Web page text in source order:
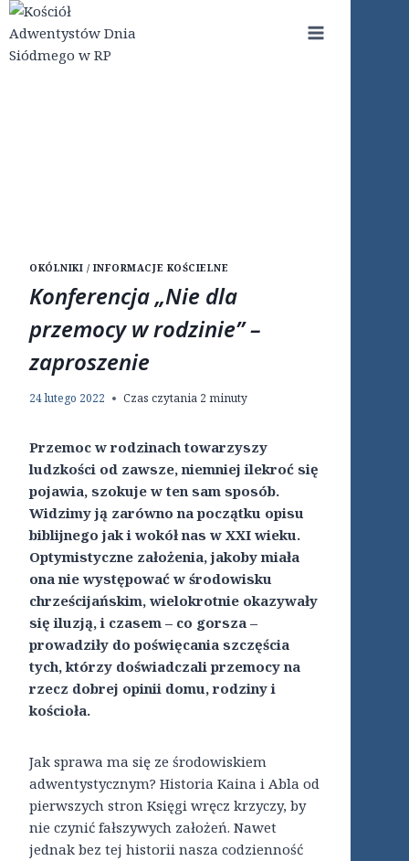
Przejdź
do
treści
OKÓLNIKI / INFORMACJE KOŚCIELNE
Konferencja „Nie dla
przemocy w rodzinie” –
zaproszenie
24 lutego 2022 Czas czytania 2 minuty
Przemoc w rodzinach towarzyszy
ludzkości od zawsze, niemniej ilekroć się
pojawia, szokuje w ten sam sposób.
Widzimy ją zarówno na początku opisu
biblijnego jak i wokół nas w XXI wieku.
Optymistyczne założenia, jakoby miała
ona nie występować w środowisku
chrześcijańskim, wielokrotnie okazywały
się iluzją, i czasem – co gorsza –
prowadziły do poświęcania szczęścia
tych, którzy doświadczali przemocy na
rzecz dobrej opinii domu, rodziny i
kościoła.
Jak sprawa ma się ze środowiskiem
adwentystycznym? Historia Kaina i Abla od
pierwszych stron Księgi wręcz krzyczy, by
nie czynić fałszywych założeń. Nawet
jednak bez tej historii nasza codzienność